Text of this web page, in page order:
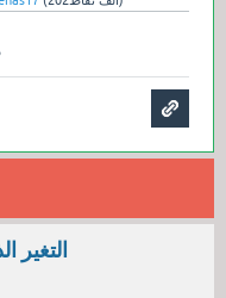
التغير